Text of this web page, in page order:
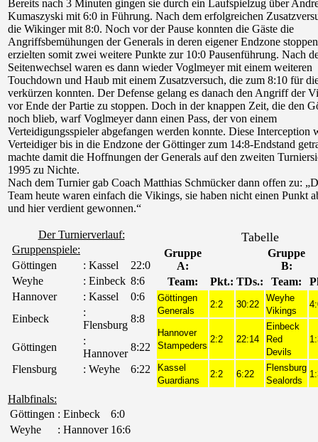
Bereits nach 3 Minuten gingen sie durch ein Laufspielzug über
Kumaszyski mit 6:0 in Führung. Nach dem erfolgreichen
die Wikinger mit 8:0. Noch vor der Pause konnten die Gäste die
Angriffsbemühungen der Generals in deren eigener Endzone
erzielten somit zwei weitere Punkte zur 10:0 Pausenführung. Nach
Seitenwechsel waren es dann wieder Voglmeyer mit einem weiteren
Touchdown und Haub mit einem Zusatzversuch, die zum 8:10 für
verkürzen konnten. Der Defense gelang es danach den Angriff der
vor Ende der Partie zu stoppen. Doch in der knappen Zeit, die den
noch blieb, warf Voglmeyer dann einen Pass, der von einem
Verteidigungsspieler abgefangen werden konnte. Diese Interception
Verteidiger bis in die Endzone der Göttinger zum 14:8-Endstand
machte damit die Hoffnungen der Generals auf den zweiten
1995 zu Nichte.
Nach dem Turnier gab Coach Matthias Schmücker dann offen zu:
Team heute waren einfach die Vikings, sie haben nicht einen Punkt
und hier verdient gewonnen.“
Der Turnierverlauf:
Gruppenspiele:
Göttingen
: Kassel
22:0
Weyhe
: Einbeck 8:6
Hannover
: Kassel
0:6
Einbeck
:
Flensburg
8:8
Göttingen
:
Hannover
8:22
Flensburg
: Weyhe 6:22
Tabelle
Gruppe
A:
Gruppe
B:
Team:
Pkt.: TDs.: Team:
Göttingen
Generals
2:2 30:22
Weyhe
Vikings
Hannover
Stampeders
2:2 22:14
Einbeck
Red
Devils
Kassel
Guardians
2:2 6:22
Flensburg
Sealords
Halbfinals:
Göttingen : Einbeck
6:0
Weyhe
: Hannover 16:6